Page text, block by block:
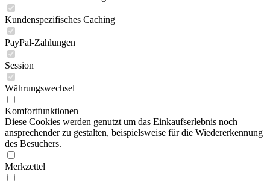
Kundenspezifisches Caching
PayPal-Zahlungen
Session
Währungswechsel
Komfortfunktionen
Diese Cookies werden genutzt um das Einkaufserlebnis noch
ansprechender zu gestalten, beispielsweise für die Wiedererkennung
des Besuchers.
Merkzettel